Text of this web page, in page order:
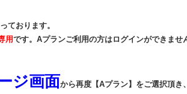
ております。
用です。Aプランご利用の方はログインができませ
ジ画面から再度【Aプラン】をご選択頂き